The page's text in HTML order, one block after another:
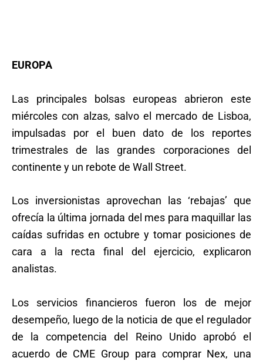
EUROPA
Las principales bolsas europeas abrieron este
miércoles con alzas, salvo el mercado de Lisboa,
impulsadas por el buen dato de los reportes
trimestrales de las grandes corporaciones del
continente y un rebote de Wall Street.
Los inversionistas aprovechan las ‘rebajas’ que
ofrecía la última jornada del mes para maquillar las
caídas sufridas en octubre y tomar posiciones de
cara a la recta final del ejercicio, explicaron
analistas.
Los servicios financieros fueron los de mejor
desempeño, luego de la noticia de que el regulador
de la competencia del Reino Unido aprobó el
acuerdo de CME Group para comprar Nex, una